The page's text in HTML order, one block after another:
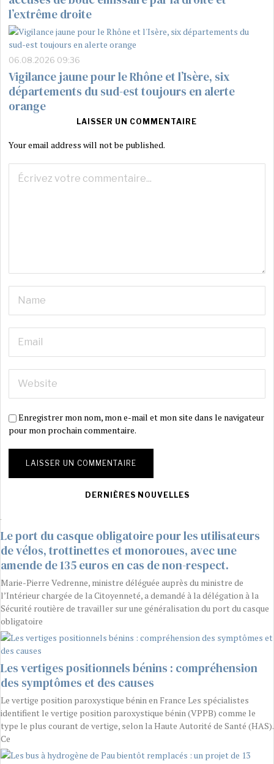
l’extrême droite
06.08.2026 09:36
Vigilance jaune pour le Rhône et l’Isère, six
départements du sud-est toujours en alerte
orange
LAISSER UN COMMENTAIRE
Your email address will not be published.
Enregistrer mon nom, mon e-mail et mon site dans le navigateur
pour mon prochain commentaire.
DERNIÈRES NOUVELLES
Le port du casque obligatoire pour les utilisateurs
de vélos, trottinettes et monoroues, avec une
amende de 135 euros en cas de non-respect.
Marie-Pierre Vedrenne, ministre déléguée auprès du ministre de
l’Intérieur chargée de la Citoyenneté, a demandé à la délégation à la
Sécurité routière de travailler sur une généralisation du port du casque
obligatoire
Les vertiges positionnels bénins : compréhension
des symptômes et des causes
Le vertige position paroxystique bénin en France Les spécialistes
identifient le vertige position paroxystique bénin (VPPB) comme le
type le plus courant de vertige, selon la Haute Autorité de Santé (HAS).
Ce